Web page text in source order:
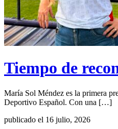
Tiempo de
María Sol Méndez es la primera
Deportivo Español. Con una […]
publicado el 16 julio, 2026